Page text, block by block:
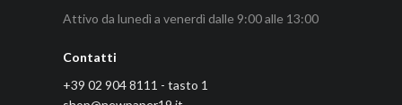
Attivo da lunedì a venerdì dalle 9:00 alle 13:00
Contatti
+39 02 904 8111 - tasto 1